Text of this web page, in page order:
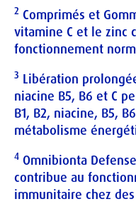
2 Comprimés et
vitamine C et le zinc
fonctionnement
3 Libération
niacine B5, B6 et C
B1, B2, niacine, B5,
métabolisme
4 Omnibionta
contribue au
immunitaire chez